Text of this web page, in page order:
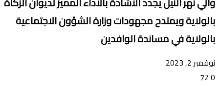
بالولاية ويمتدح مجهودات وزارة الشؤون الاجتماعية
بالولاية في مساندة الوافدين
نوفمبر 2, 2023
0